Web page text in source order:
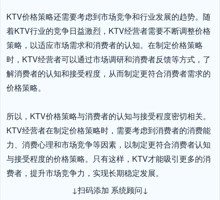
KTV价格策略还需要考虑到市场竞争和行业发展的趋势。随
着KTV行业的竞争日益激烈，KTV经营者需要不断调整价格
策略，以适应市场需求和消费者的认知。在制定价格策略
时，KTV经营者可以通过市场调研和消费者反馈等方式，了
解消费者的认知和接受程度，从而制定更符合消费者需求的
价格策略。
所以，KTV价格策略与消费者的认知与接受程度密切相关。
KTV经营者在制定价格策略时，需要考虑到消费者的消费能
力、消费心理和市场竞争等因素，以制定更符合消费者认知
与接受程度的价格策略。只有这样，KTV才能吸引更多的消
费者，提升市场竞争力，实现长期稳定发展。
↓扫码添加 系统顾问↓